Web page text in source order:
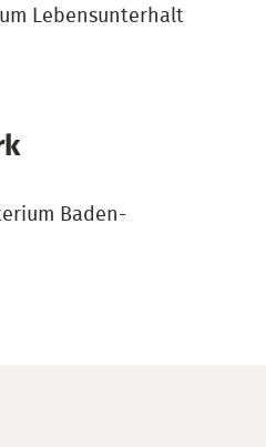
Lebensunterhalt
Baden-